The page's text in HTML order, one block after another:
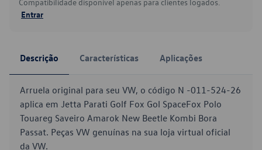
Entrar
Descrição Características Aplicações
Arruela original para seu VW, o código N -011-524-26
aplica em Jetta Parati Golf Fox Gol SpaceFox Polo
Touareg Saveiro Amarok New Beetle Kombi Bora
Passat. Peças VW genuínas na sua loja virtual oficial
da VW.